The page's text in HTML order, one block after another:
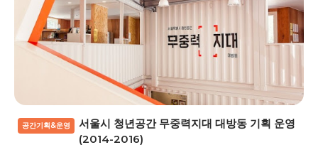
공간기획&운영
서울시 청년공간 무중력지대 대방동 기획 운영
(2014-2016)